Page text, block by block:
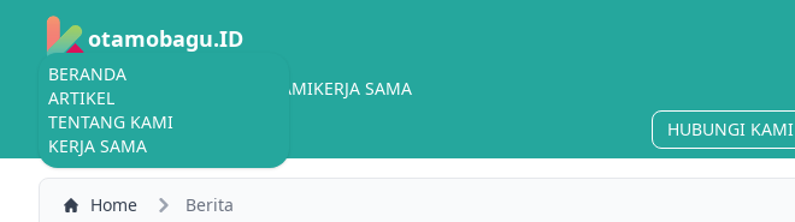
BERANDA
ARTIKEL
TENTANG KAMI
KERJA SAMA
otamobagu.ID
BERANDA ARTIKEL TENTANG KAMIKERJA SAMA
HUBUNGI KAMI
Home Berita